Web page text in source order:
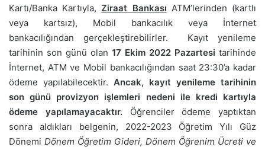
Kartı/Banka Kartıyla,Ziraat Bankası ATM’lerinden (kartlı
veya kartsız), Mobil bankacılık veya İnternet
bankacılığından gerçekleştirebilirler. Kayıt yenileme
tarihinin son günü olan 17 Ekim 2022 Pazartesi tarihinde
İnternet, ATM ve Mobil bankacılığından saat 23:30’a kadar
ödeme yapılabilecektir. Ancak, kayıt yenileme tarihinin
son günü provizyon işlemleri nedeni ile kredi kartıyla
ödeme yapılamayacaktır. Öğrenciler ödeme yaptıktan
sonra aldıkları belgenin, 2022-2023 Öğretim Yılı Güz
Dönemi Dönem Öğretim Gideri, Dönem Öğrenim Ücreti ve